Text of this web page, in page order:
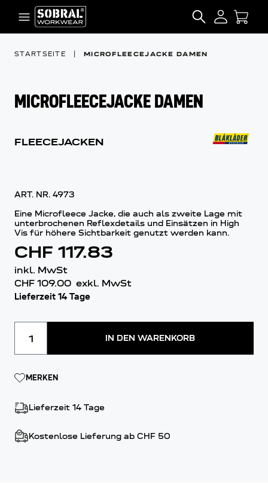
Zum Inhalt springen
SEARCH
STARTSEITE MICROFLEECEJACKE DAMEN
MICROFLEECEJACKE DAMEN
FLEECEJACKEN
ART. NR. 4973
Eine Microfleece Jacke, die auch als zweite Lage mit
unterbrochenen Reflexdetails und Einsätzen in High
Vis für höhere Sichtbarkeit genutzt werden kann.
CHF 117.83
inkl. MwSt
CHF 109.00 exkl. MwSt
Lieferzeit 14 Tage
IN DEN WARENKORB
MERKEN
Lieferzeit 14 Tage
Kostenlose Lieferung ab CHF 50